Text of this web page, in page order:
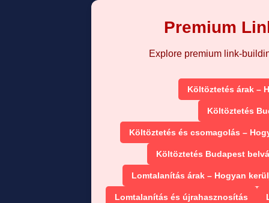
Premium
Explore premium link-
Költöztetés árak –
Költöztetés
Költöztetés és csomagolás –
Költöztetés Budapest
Lomtalanítás árak – Hogyan
Lomtalanítás és újrahasznosítás